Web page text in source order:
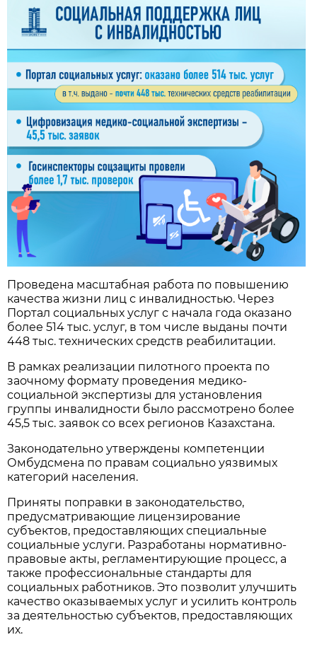
Проведена масштабная работа по повышению
качества жизни лиц с инвалидностью. Через
Портал социальных услуг с начала года оказано
более 514 тыс. услуг, в том числе выданы почти
448 тыс. технических средств реабилитации.
В рамках реализации пилотного проекта по
заочному формату проведения медико-
социальной экспертизы для установления
группы инвалидности было рассмотрено более
45,5 тыс. заявок со всех регионов Казахстана.
Законодательно утверждены компетенции
Омбудсмена по правам социально уязвимых
категорий населения.
Приняты поправки в законодательство,
предусматривающие лицензирование
субъектов, предоставляющих специальные
социальные услуги. Разработаны нормативно-
правовые акты, регламентирующие процесс, а
также профессиональные стандарты для
социальных работников. Это позволит улучшить
качество оказываемых услуг и усилить контроль
за деятельностью субъектов, предоставляющих
их.